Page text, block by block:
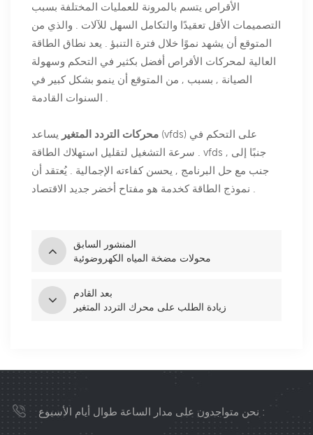
الأقراص يتسم بالمرونة للعمليات المختلفة بسبب
التصميمات الأقل تعقيدًا والتكامل السهل للآلات . والذي من
المتوقع أن يشهد نموًا خلال فترة التنبؤ . يعد نطاق الطاقة
العالية لمحركات الأقراص أفضل بكثير في التحكم وسهولة
الصيانة , بسبب , من المتوقع أن ينمو بشكل كبير في
محركات التردد المتغير يساعد (vfds) على التحكم في
سرعة التشغيل لتقليل استهلاك الطاقة . vfds , جنبًا إلى
جنب مع حل البرنامج , يحسن كفاءته الإجمالية . يُعتقد أن
المنشور السابق
محولات مضخة المياه الكهروضوئية
بعد القادم
زيادة الطلب على محرك التردد المتغير
نحن متواجدون على مدار الساعة طوال أيام الأسبوع :